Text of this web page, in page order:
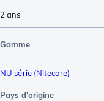
2 ans
Gamme
NU série (Nitecore)
Pays d'origine